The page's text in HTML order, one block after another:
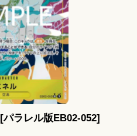
[パラレル版EB02-052]